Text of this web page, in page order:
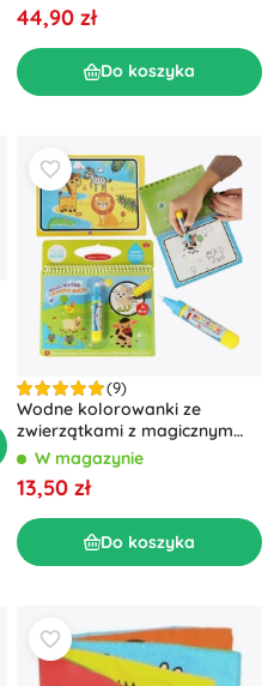
44,90 zł
Do koszyka
(9)
Wodne kolorowanki ze
zwierzątkami z magicznym
wodnym flamastrzem
W magazynie
13,50 zł
Do koszyka